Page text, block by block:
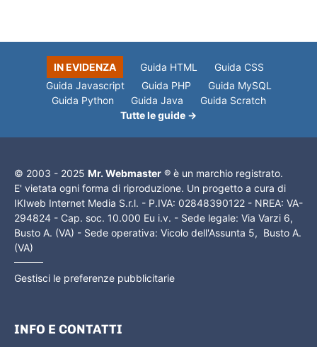
IN EVIDENZA Guida HTML
Guida CSS
Guida Javascript
Guida PHP
Guida MySQL
Guida Python
Guida Java
Guida Scratch
Tutte le guide →
© 2003 - 2025 Mr. Webmaster ® è un marchio registrato.
E' vietata ogni forma di riproduzione. Un progetto a cura di
IKIweb Internet Media S.r.l. - P.IVA: 02848390122 - NREA: VA-
294824 - Cap. soc. 10.000 Eu i.v. - Sede legale: Via Varzi 6,
Busto A. (VA) - Sede operativa: Vicolo dell'Assunta 5, Busto A.
(VA)
Gestisci le preferenze pubblicitarie
INFO E CONTATTI